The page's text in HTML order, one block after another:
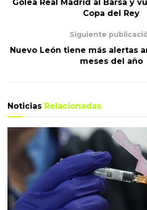
Golea Real Madrid al Barsa y
Copa del Rey
Siguiente
Nuevo León tiene más alertas
meses del año
Noticias Relacionadas